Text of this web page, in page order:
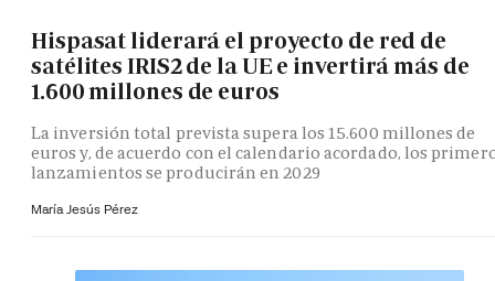
Hispasat liderará el proyecto de red de
satélites IRIS2 de la UE e invertirá más de
1.600 millones de euros
La inversión total prevista supera los 15.600 millones de
euros y, de acuerdo con el calendario acordado, los
lanzamientos se producirán en 2029
María Jesús Pérez